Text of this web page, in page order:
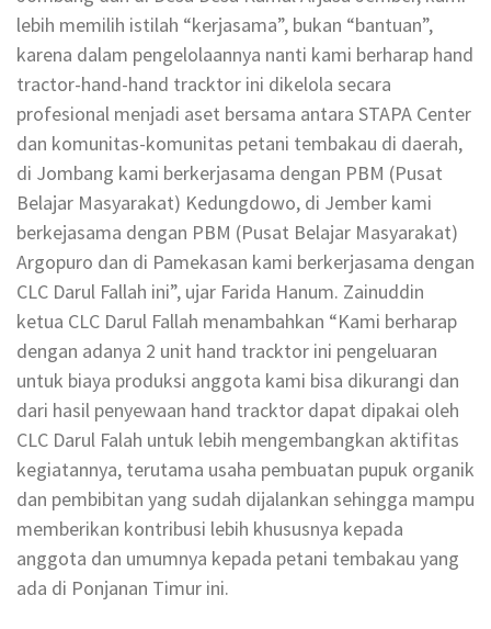
lebih memilih istilah “kerjasama”, bukan “bantuan”,
karena dalam pengelolaannya nanti kami berharap hand
tractor-hand-hand tracktor ini dikelola secara
profesional menjadi aset bersama antara STAPA Center
dan komunitas-komunitas petani tembakau di daerah,
di Jombang kami berkerjasama dengan PBM (Pusat
Belajar Masyarakat) Kedungdowo, di Jember kami
berkejasama dengan PBM (Pusat Belajar Masyarakat)
Argopuro dan di Pamekasan kami berkerjasama dengan
CLC Darul Fallah ini”, ujar Farida Hanum. Zainuddin
ketua CLC Darul Fallah menambahkan “Kami berharap
dengan adanya 2 unit hand tracktor ini pengeluaran
untuk biaya produksi anggota kami bisa dikurangi dan
dari hasil penyewaan hand tracktor dapat dipakai oleh
CLC Darul Falah untuk lebih mengembangkan aktifitas
kegiatannya, terutama usaha pembuatan pupuk organik
dan pembibitan yang sudah dijalankan sehingga mampu
memberikan kontribusi lebih khususnya kepada
anggota dan umumnya kepada petani tembakau yang
ada di Ponjanan Timur ini.